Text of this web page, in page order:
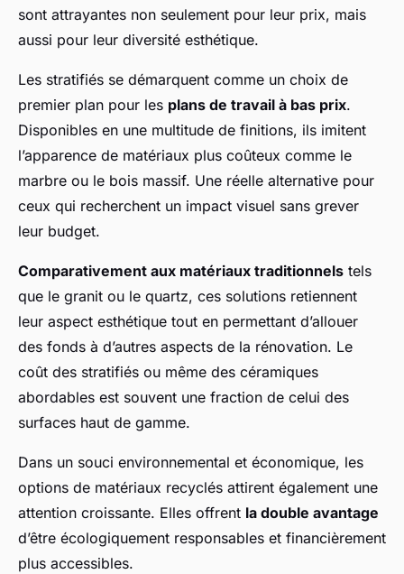
sont attrayantes non seulement pour leur prix, mais
aussi pour leur diversité esthétique.
Les stratifiés se démarquent comme un choix de
premier plan pour les plans de travail à bas prix.
Disponibles en une multitude de finitions, ils imitent
l’apparence de matériaux plus coûteux comme le
marbre ou le bois massif. Une réelle alternative pour
ceux qui recherchent un impact visuel sans grever
leur budget.
Comparativement aux matériaux traditionnels tels
que le granit ou le quartz, ces solutions retiennent
leur aspect esthétique tout en permettant d’allouer
des fonds à d’autres aspects de la rénovation. Le
coût des stratifiés ou même des céramiques
abordables est souvent une fraction de celui des
surfaces haut de gamme.
Dans un souci environnemental et économique, les
options de matériaux recyclés attirent également une
attention croissante. Elles offrent la double avantage
d’être écologiquement responsables et financièrement
plus accessibles.